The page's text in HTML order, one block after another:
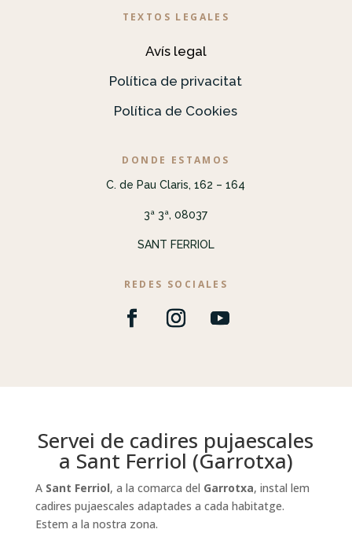
TEXTOS LEGALES
Avís legal
Política de privacitat
Política de Cookies
DONDE ESTAMOS
C. de Pau Claris, 162 – 164
3ª 3ª, 08037
SANT FERRIOL
REDES SOCIALES
Servei de cadires pujaescales
a Sant Ferriol (Garrotxa)
A Sant Ferriol, a la comarca del Garrotxa, instal lem
cadires pujaescales adaptades a cada habitatge.
Estem a la nostra zona.